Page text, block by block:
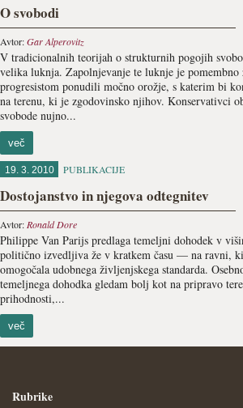
O svobodi
Avtor:Gar Alperovitz
V tradicionalnih teorijah o strukturnih pogojih
velika luknja. Zapolnjevanje te luknje je pomembno
progresistom ponudili močno orožje, s katerim bi
na terenu, ki je zgodovinsko njihov. Konservativci
svobode nujno...
več
19. 3. 2010 PUBLIKACIJE
Dostojanstvo in njegova odtegnitev
Avtor: Ronald Dore
Philippe Van Parijs predlaga temeljni dohodek v
politično izvedljiva že v kratkem času — na ravni,
omogočala udobnega življenjskega standarda.
temeljnega dohodka gledam bolj kot na pripravo
prihodnosti,...
več
Rubrike